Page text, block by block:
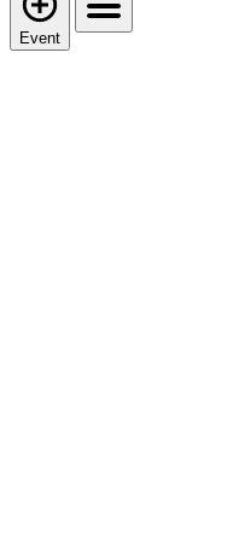
Event